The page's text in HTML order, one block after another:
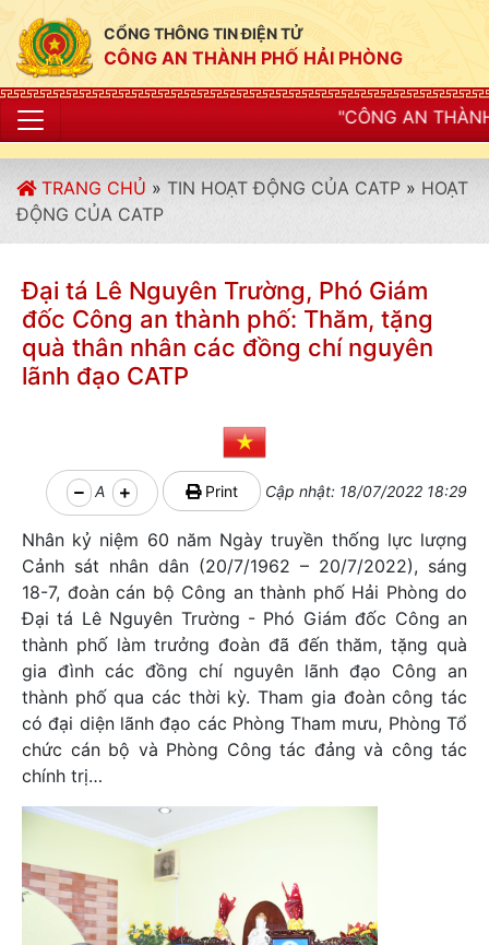
CỔNG THÔNG TIN ĐIỆN TỬ
CÔNG AN THÀNH PHỐ HẢI PHÒNG
"CÔNG AN THÀNH PHỐ HẢI
TRANG CHỦ » TIN HOẠT ĐỘNG CỦA CATP » HOẠT
ĐỘNG CỦA CATP
Đại tá Lê Nguyên Trường, Phó Giám
đốc Công an thành phố: Thăm, tặng
quà thân nhân các đồng chí nguyên
lãnh đạo CATP
A Print Cập nhật: 18/07/2022 18:29
Nhân kỷ niệm 60 năm Ngày truyền thống lực lượng
Cảnh sát nhân dân (20/7/1962 – 20/7/2022), sáng
18-7, đoàn cán bộ Công an thành phố Hải Phòng do
Đại tá Lê Nguyên Trường - Phó Giám đốc Công an
thành phố làm trưởng đoàn đã đến thăm, tặng quà
gia đình các đồng chí nguyên lãnh đạo Công an
thành phố qua các thời kỳ. Tham gia đoàn công tác
có đại diện lãnh đạo các Phòng Tham mưu, Phòng Tổ
chức cán bộ và Phòng Công tác đảng và công tác
chính trị…